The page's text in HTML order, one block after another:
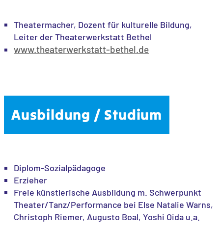
Theatermacher, Dozent für kulturelle Bildung,
Leiter der Theaterwerkstatt Bethel
www.theaterwerkstatt-bethel.de
Ausbildung / Studium
Diplom-Sozialpädagoge
Erzieher
Freie künstlerische Ausbildung m. Schwerpunkt
Theater/Tanz/Performance bei Else Natalie Warns,
Christoph Riemer, Augusto Boal, Yoshi Oida u.a.